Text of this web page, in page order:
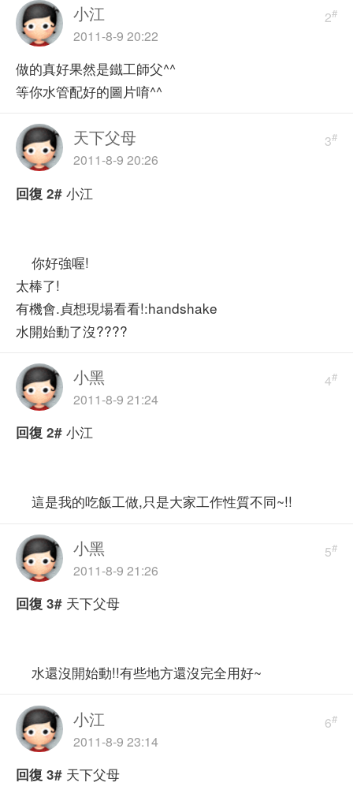
2#
小江
2011-8-9 20:22
做的真好果然是鐵工師父^^
等你水管配好的圖片唷^^
3#
天下父母
2011-8-9 20:26
回復 2# 小江
你好強喔!
太棒了!
有機會.貞想現場看看!:handshake
水開始動了沒????
4#
小黑
2011-8-9 21:24
回復 2# 小江
這是我的吃飯工做,只是大家工作性質不同~!!
5#
小黑
2011-8-9 21:26
回復 3# 天下父母
水還沒開始動!!有些地方還沒完全用好~
6#
小江
2011-8-9 23:14
回復 3# 天下父母